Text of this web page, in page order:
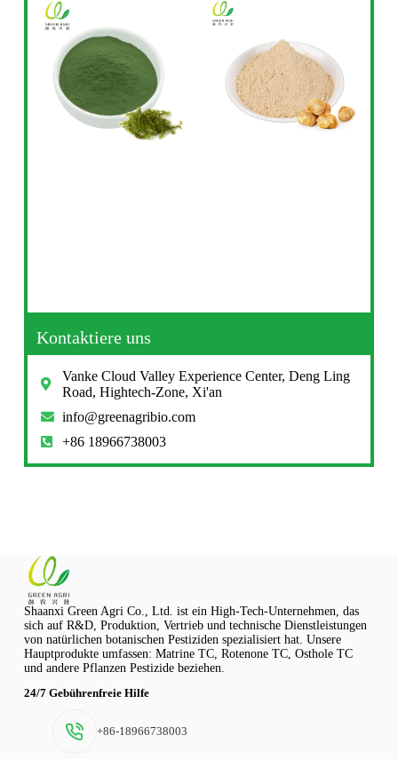
Kontaktiere uns
Vanke Cloud Valley Experience Center, Deng Ling
Road, Hightech-Zone, Xi'an
info@greenagribio.com
+86 18966738003
Shaanxi Green Agri Co., Ltd. ist ein High-Tech-Unternehmen, das
sich auf R&D, Produktion, Vertrieb und technische Dienstleistungen
von natürlichen botanischen Pestiziden spezialisiert hat. Unsere
Hauptprodukte umfassen: Matrine TC, Rotenone TC, Osthole TC
und andere Pflanzen Pestizide beziehen.
24/7 Gebührenfreie Hilfe
+86-18966738003